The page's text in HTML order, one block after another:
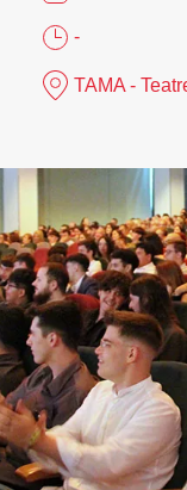
-
TAMA -